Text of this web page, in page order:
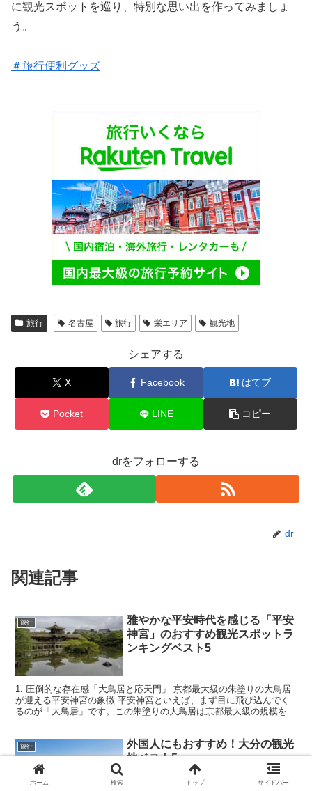
に観光スポットを巡り、特別な思い出を作ってみましょ
う。
＃旅行便利グッズ
旅行 名古屋 旅行 栄エリア 観光地
シェアする
X Facebook はてブ
Pocket LINE コピー
drをフォローする
dr
関連記事
旅行
雅やかな平安時代を感じる「平安
神宮」のおすすめ観光スポットラ
ンキングベスト5
1. 圧倒的な存在感「大鳥居と応天門」 京都最大級の朱塗りの大鳥居
が迎える平安神宮の象徴 平安神宮といえば、まず目に飛び込んでく
るのが「大鳥居」です。この朱塗りの大鳥居は京都最大級の規模を誇
旅行
外国人にもおすすめ！大分の観光
地ベスト5
ホーム 検索 トップ サイドバー